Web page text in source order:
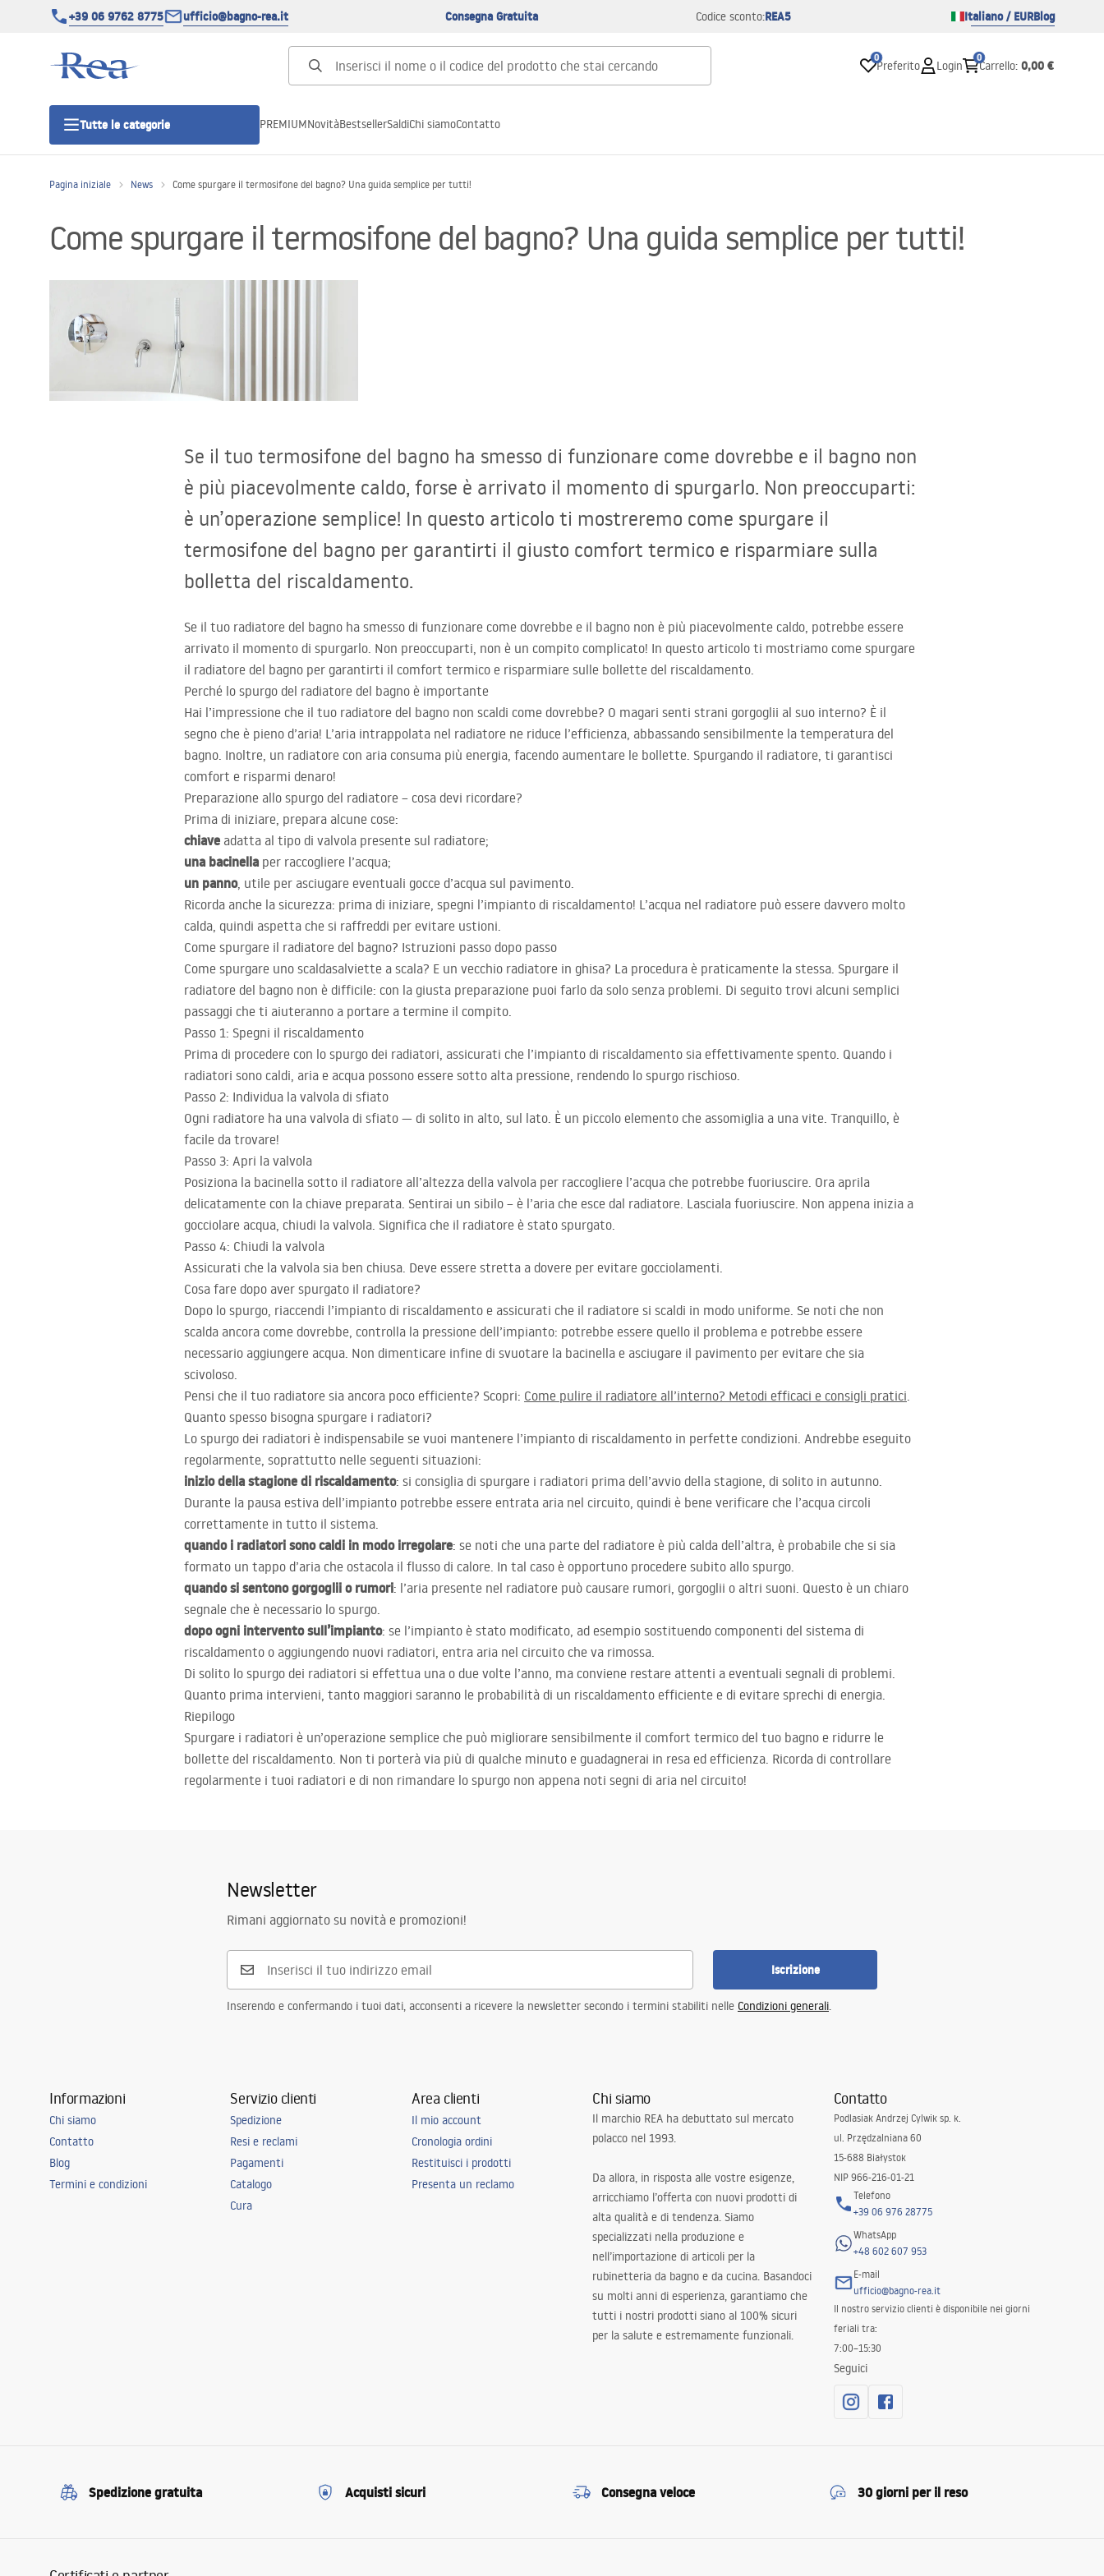
+39 06 9762 8775 ufficio@bagno-rea.it Consegna Gratuita Codice sconto:REA5 Italiano / EURBlog
0
Preferito Login
0
Carrello: 0,00 €
Tutte le categorie
Porte doccia
Canaline di scarico
Set di vaso WC e bidet
Vasche da bagno e schermi vasca
Rubinetti da bagno
Accessori e mobili da bagno
PREMIUMNovitàBestsellerSaldiChi siamoContatto
Pagina iniziale News Come spurgare il termosifone del bagno? Una guida semplice per tutti!
Come spurgare il termosifone del bagno? Una guida semplice per tutti!
Se il tuo termosifone del bagno ha smesso di funzionare come dovrebbe e il bagno non
è più piacevolmente caldo, forse è arrivato il momento di spurgarlo. Non preoccuparti:
è un’operazione semplice! In questo articolo ti mostreremo come spurgare il
termosifone del bagno per garantirti il giusto comfort termico e risparmiare sulla
bolletta del riscaldamento.
Se il tuo radiatore del bagno ha smesso di funzionare come dovrebbe e il bagno non è più piacevolmente caldo, potrebbe essere
arrivato il momento di spurgarlo. Non preoccuparti, non è un compito complicato! In questo articolo ti mostriamo come spurgare
il radiatore del bagno per garantirti il comfort termico e risparmiare sulle bollette del riscaldamento.
Perché lo spurgo del radiatore del bagno è importante
Hai l’impressione che il tuo radiatore del bagno non scaldi come dovrebbe? O magari senti strani gorgoglii al suo interno? È il
segno che è pieno d’aria! L’aria intrappolata nel radiatore ne riduce l’efficienza, abbassando sensibilmente la temperatura del
bagno. Inoltre, un radiatore con aria consuma più energia, facendo aumentare le bollette. Spurgando il radiatore, ti garantisci
comfort e risparmi denaro!
Preparazione allo spurgo del radiatore – cosa devi ricordare?
Prima di iniziare, prepara alcune cose:
chiave adatta al tipo di valvola presente sul radiatore;
una bacinella per raccogliere l’acqua;
un panno, utile per asciugare eventuali gocce d’acqua sul pavimento.
Ricorda anche la sicurezza: prima di iniziare, spegni l’impianto di riscaldamento! L’acqua nel radiatore può essere davvero molto
calda, quindi aspetta che si raffreddi per evitare ustioni.
Come spurgare il radiatore del bagno? Istruzioni passo dopo passo
Come spurgare uno scaldasalviette a scala? E un vecchio radiatore in ghisa? La procedura è praticamente la stessa. Spurgare il
radiatore del bagno non è difficile: con la giusta preparazione puoi farlo da solo senza problemi. Di seguito trovi alcuni semplici
passaggi che ti aiuteranno a portare a termine il compito.
Passo 1: Spegni il riscaldamento
Prima di procedere con lo spurgo dei radiatori, assicurati che l’impianto di riscaldamento sia effettivamente spento. Quando i
radiatori sono caldi, aria e acqua possono essere sotto alta pressione, rendendo lo spurgo rischioso.
Passo 2: Individua la valvola di sfiato
Ogni radiatore ha una valvola di sfiato — di solito in alto, sul lato. È un piccolo elemento che assomiglia a una vite. Tranquillo, è
facile da trovare!
Passo 3: Apri la valvola
Posiziona la bacinella sotto il radiatore all’altezza della valvola per raccogliere l’acqua che potrebbe fuoriuscire. Ora aprila
delicatamente con la chiave preparata. Sentirai un sibilo – è l’aria che esce dal radiatore. Lasciala fuoriuscire. Non appena inizia a
gocciolare acqua, chiudi la valvola. Significa che il radiatore è stato spurgato.
Passo 4: Chiudi la valvola
Assicurati che la valvola sia ben chiusa. Deve essere stretta a dovere per evitare gocciolamenti.
Cosa fare dopo aver spurgato il radiatore?
Dopo lo spurgo, riaccendi l’impianto di riscaldamento e assicurati che il radiatore si scaldi in modo uniforme. Se noti che non
scalda ancora come dovrebbe, controlla la pressione dell’impianto: potrebbe essere quello il problema e potrebbe essere
necessario aggiungere acqua. Non dimenticare infine di svuotare la bacinella e asciugare il pavimento per evitare che sia
scivoloso.
Pensi che il tuo radiatore sia ancora poco efficiente? Scopri: Come pulire il radiatore all’interno? Metodi efficaci e consigli pratici.
Quanto spesso bisogna spurgare i radiatori?
Lo spurgo dei radiatori è indispensabile se vuoi mantenere l’impianto di riscaldamento in perfette condizioni. Andrebbe eseguito
regolarmente, soprattutto nelle seguenti situazioni:
inizio della stagione di riscaldamento: si consiglia di spurgare i radiatori prima dell’avvio della stagione, di solito in autunno.
Durante la pausa estiva dell’impianto potrebbe essere entrata aria nel circuito, quindi è bene verificare che l’acqua circoli
correttamente in tutto il sistema.
quando i radiatori sono caldi in modo irregolare: se noti che una parte del radiatore è più calda dell’altra, è probabile che si sia
formato un tappo d’aria che ostacola il flusso di calore. In tal caso è opportuno procedere subito allo spurgo.
quando si sentono gorgoglii o rumori: l’aria presente nel radiatore può causare rumori, gorgoglii o altri suoni. Questo è un chiaro
segnale che è necessario lo spurgo.
dopo ogni intervento sull’impianto: se l’impianto è stato modificato, ad esempio sostituendo componenti del sistema di
riscaldamento o aggiungendo nuovi radiatori, entra aria nel circuito che va rimossa.
Di solito lo spurgo dei radiatori si effettua una o due volte l’anno, ma conviene restare attenti a eventuali segnali di problemi.
Quanto prima intervieni, tanto maggiori saranno le probabilità di un riscaldamento efficiente e di evitare sprechi di energia.
Riepilogo
Spurgare i radiatori è un’operazione semplice che può migliorare sensibilmente il comfort termico del tuo bagno e ridurre le
bollette del riscaldamento. Non ti porterà via più di qualche minuto e guadagnerai in resa ed efficienza. Ricorda di controllare
regolarmente i tuoi radiatori e di non rimandare lo spurgo non appena noti segni di aria nel circuito!
Newsletter
Rimani aggiornato su novità e promozioni!
Iscrizione
Inserendo e confermando i tuoi dati, acconsenti a ricevere la newsletter secondo i termini stabiliti nelle Condizioni generali.
Informazioni
Chi siamo
Contatto
Blog
Termini e condizioni
Servizio clienti
Spedizione
Resi e reclami
Pagamenti
Catalogo
Cura
Area clienti
Il mio account
Cronologia ordini
Restituisci i prodotti
Presenta un reclamo
Chi siamo
Il marchio REA ha debuttato sul mercato
polacco nel 1993.
Da allora, in risposta alle vostre esigenze,
arricchiamo l’offerta con nuovi prodotti di
alta qualità e di tendenza. Siamo
specializzati nella produzione e
nell’importazione di articoli per la
rubinetteria da bagno e da cucina. Basandoci
su molti anni di esperienza, garantiamo che
tutti i nostri prodotti siano al 100% sicuri
per la salute e estremamente funzionali.
Contatto
Podlasiak Andrzej Cylwik sp. k.
ul. Przędzalniana 60
15-688 Białystok
NIP 966-216-01-21
Telefono
+39 06 976 28775
WhatsApp
+48 602 607 953
E-mail
ufficio@bagno-rea.it
Il nostro servizio clienti è disponibile nei giorni
feriali tra:
7:00–15:30
Seguici
Spedizione gratuita Acquisti sicuri Consegna veloce 30 giorni per il reso